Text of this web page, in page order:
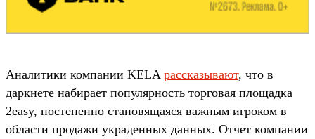
Аналитики компании KELA рассказывают, что в
даркнете набирает популярность торговая площадка
2easy, постепенно становящаяся важным игроком в
области продажи украденных данных. Отчет компании